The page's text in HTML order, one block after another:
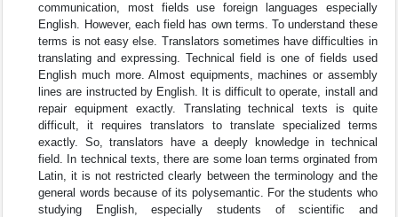
communication, most fields use foreign languages especially
English. However, each field has own terms. To understand these
terms is not easy else. Translators sometimes have difficulties in
translating and expressing. Technical field is one of fields used
English much more. Almost equipments, machines or assembly
lines are instructed by English. It is difficult to operate, install and
repair equipment exactly. Translating technical texts is quite
difficult, it requires translators to translate specialized terms
exactly. So, translators have a deeply knowledge in technical
field. In technical texts, there are some loan terms orginated from
Latin, it is not restricted clearly between the terminology and the
general words because of its polysemantic. For the students who
studying English, especially students of scientific and